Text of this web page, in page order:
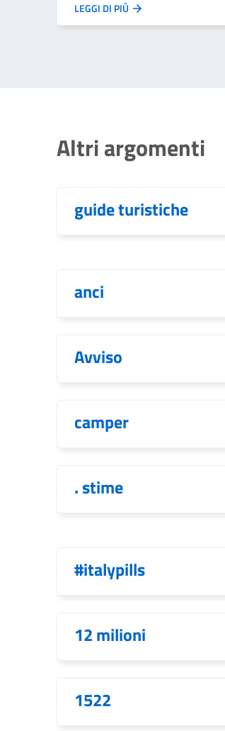
LEGGI DI PIÙ
Altri argomenti
guide turistiche
anci
Avviso
camper
. stime
#italypills
12 milioni
1522